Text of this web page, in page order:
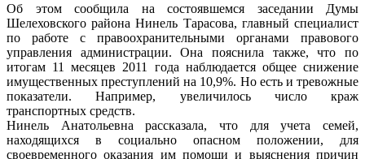
Об этом сообщила на состоявшемся заседании Думы
Шелеховского района Нинель Тарасова, главный специалист
по работе с правоохранительными органами правового
управления администрации. Она пояснила также, что по
итогам 11 месяцев 2011 года наблюдается общее снижение
имущественных преступлений на 10,9%. Но есть и тревожные
показатели. Например, увеличилось число краж
транспортных средств.
Нинель Анатольевна рассказала, что для учета семей,
находящихся в социально опасном положении, для
своевременного оказания им помощи и выяснения причин